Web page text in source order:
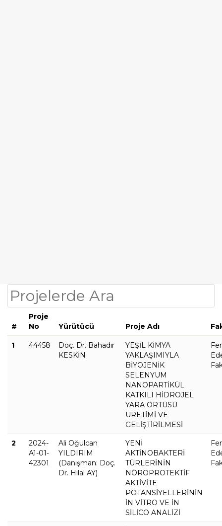
#
Proje
No
Yürütücü Proje Adı
1 44458
Doç. Dr. Bahadır
KESKİN
YEŞİL KİMYA
YAKLAŞIMIYLA
BİYOJENİK
SELENYUM
NANOPARTİKÜL
KATKILI HİDROJEL
YARA ÖRTÜSÜ
ÜRETİMİ VE
GELİŞTİRİLMESİ
2
2024-
A1-01-
42301
Ali Oğulcan
YILDIRIM
(Danışman: Doç.
Dr. Hilal AY)
YENİ
AKTİNOBAKTERİ
TÜRLERİNİN
NÖROPROTEKTİF
AKTİVİTE
POTANSİYELLERİNİN
İN VİTRO VE İN
SİLİCO ANALİZİ